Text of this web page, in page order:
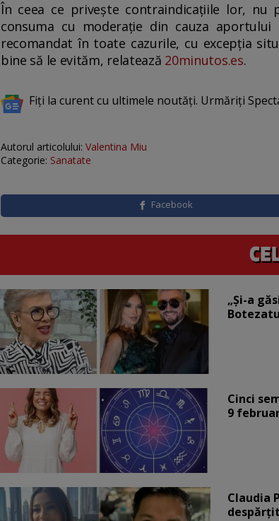
În ceea ce privește contraindicațiile lor,
consuma cu moderație din cauza
recomandat în toate cazurile, cu excepția
bine să le evităm, relatează 20minutos.es.
Fiți la curent cu ultimele noutăți. Urmăriți
Autorul articolului: Valentina Miu
Categorie: Sanatate
Facebook
„Și-a
Cinci
9
Claudia